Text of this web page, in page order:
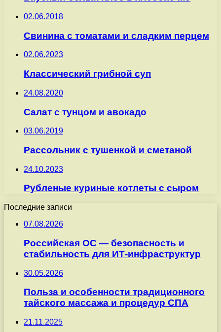
02.06.2018
Свинина с томатами и сладким перцем
02.06.2023
Классический грибной суп
24.08.2020
Салат с тунцом и авокадо
03.06.2019
Рассольник с тушенкой и сметаной
24.10.2023
Рубленые куриные котлеты с сыром
Последние записи
07.08.2026
Российская ОС — безопасность и
стабильность для ИТ-инфраструктур
30.05.2026
Польза и особенности традиционного
тайского массажа и процедур СПА
21.11.2025